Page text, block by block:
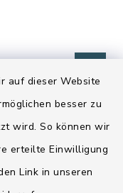
auf dieser Website
besser zu
wird. So können wir
erteilte Einwilligung
Link in unseren